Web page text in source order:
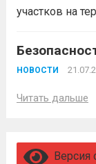
участков на
замечаний к
НОВОСТИ
Читать дальше
Версия